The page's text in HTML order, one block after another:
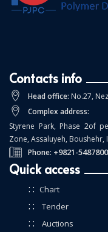
Contacts info
Head office: No.27,
Complex address:
Styrene Park, Phase 2of
Zone, Assaluyeh, Boushehr,
Phone: +9821-
Quick access
: : Chart
: : Tender
: : Auctions